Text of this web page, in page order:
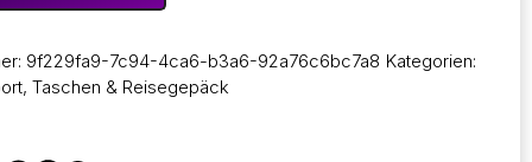
9f229fa9-7c94-4ca6-b3a6-92a76c6bc7a8 Kategorien:
, Taschen & Reisegepäck